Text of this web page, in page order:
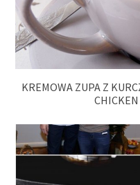
KREMOWA ZUPA Z